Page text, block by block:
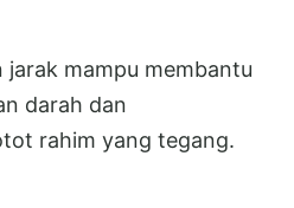
mampu membantu
darah dan
rahim yang tegang.